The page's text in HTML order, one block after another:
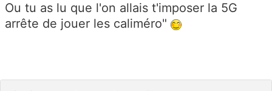
Ou tu as lu que l'on allais t'imposer la 5G
arrête de jouer les caliméro"